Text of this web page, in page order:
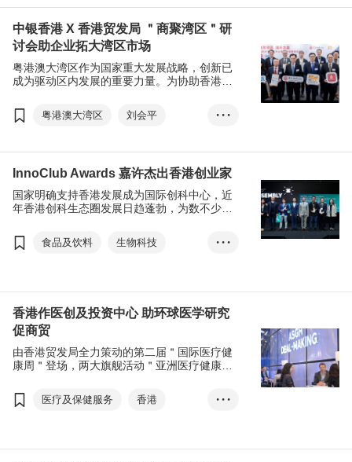
亚洲医疗健康高峰论坛
国际医疗健康周
医疗用品及医药
医疗及保健服务
中银香港 X 香港贸发局 ＂商聚湾区＂研
讨会助企业拓大湾区市场
粤港澳大湾区作为国家重大发展战略，创新已
成为驱动区内发展的重要力量。为协助香港中
银香港合办＂商聚湾区 携手共赢——最新市场
展望与企业创新策略＂研讨会，邀得专家和中
粤港澳大湾区
刘会平
• • •
InnoClub Awards 嘉许杰出香港创业家
国家明确支持香港发展成为国际创科中心，近
年香港创科生态圈发展日趋蓬勃，为数不少的
为行业带来正面的影响，甚至为社会带来实质
的贡献。由香港贸易发展局与恒生联合建立的
食品及饮料
生物科技
• • •
香港作医创及投资中心 助环球医学研究
促商贸
由香港贸发局全力策动的第二届＂国际医疗健
康周＂登场，两大旗舰活动＂亚洲医疗健康高
环球业界翘楚探讨医健产业的前景与商机。
医疗及保健服务
香港
• • •